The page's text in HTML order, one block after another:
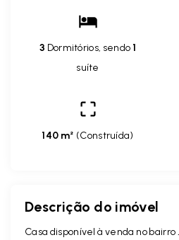
3 Dormitórios, sendo1
suíte
140 m² (Construída)
Descrição do imóvel
Casa disponível à venda no bairro